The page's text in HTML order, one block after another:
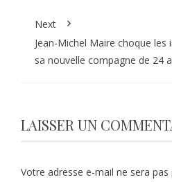
Next
Jean-Michel Maire choque les
sa nouvelle compagne de 24
LAISSER UN
Votre adresse e-mail ne sera pas